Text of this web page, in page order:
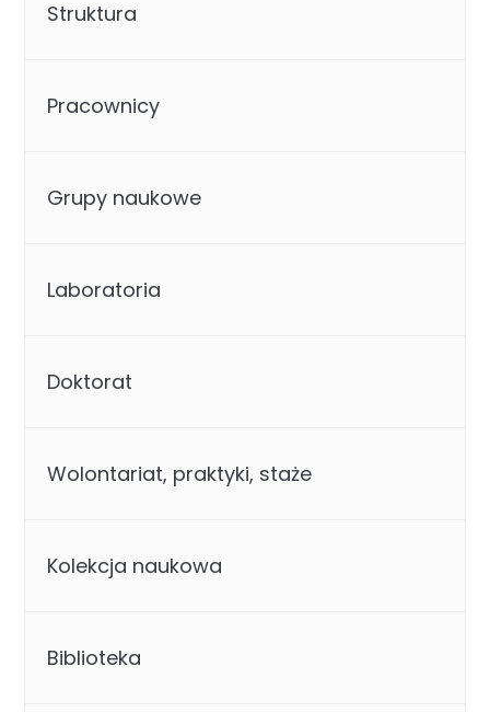
Struktura
Pracownicy
Grupy naukowe
Laboratoria
Doktorat
Wolontariat, praktyki, staże
Kolekcja naukowa
Biblioteka